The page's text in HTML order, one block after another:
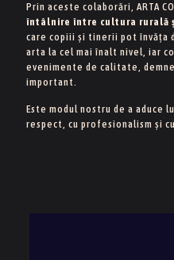
Prin aceste colaborări, ARTA
întâlnire între cultura rurală
care copiii și tinerii pot învăța
arta la cel mai înalt nivel, iar
evenimente de calitate,
important.
Este modul nostru de a aduce
respect, cu profesionalism și